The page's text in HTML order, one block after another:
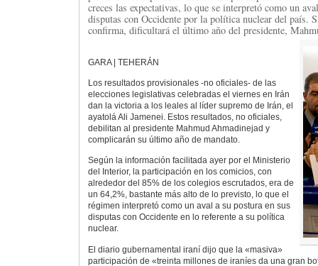
creces las expectativas, lo que se interpretó como un
disputas con Occidente por la política nuclear del país.
confirma, dificultará el último año del presidente,
GARA | TEHERÁN
Los resultados provisionales -no oficiales- de las
elecciones legislativas celebradas el viernes en Irán
dan la victoria a los leales al líder supremo de Irán, el
ayatolá Ali Jamenei. Estos resultados, no oficiales,
debilitan al presidente Mahmud Ahmadinejad y
complicarán su último año de mandato.
Según la información facilitada ayer por el Ministerio
del Interior, la participación en los comicios, con
alrededor del 85% de los colegios escrutados, era de
un 64,2%, bastante más alto de lo previsto, lo que el
régimen interpretó como un aval a su postura en sus
disputas con Occidente en lo referente a su política
nuclear.
El diario gubernamental iraní dijo que la «masiva»
participación de «treinta millones de iraníes da una gran